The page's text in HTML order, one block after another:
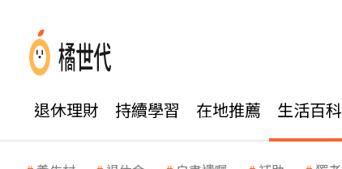
退休理財 持續學習 在地推薦 生活百科